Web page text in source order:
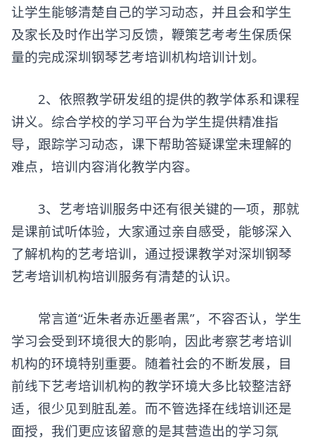
让学生能够清楚自己的学习动态，并且会和学生
及家长及时作出学习反馈，鞭策艺考考生保质保
量的完成深圳钢琴艺考培训机构培训计划。
2、依照教学研发组的提供的教学体系和课程
讲义。综合学校的学习平台为学生提供精准指
导，跟踪学习动态，课下帮助答疑课堂未理解的
难点，培训内容消化教学内容。
3、艺考培训服务中还有很关键的一项，那就
是课前试听体验，大家通过亲自感受，能够深入
了解机构的艺考培训，通过授课教学对深圳钢琴
艺考培训机构培训服务有清楚的认识。
常言道“近朱者赤近墨者黑”，不容否认，学生
学习会受到环境很大的影响，因此考察艺考培训
机构的环境特别重要。随着社会的不断发展，目
前线下艺考培训机构的教学环境大多比较整洁舒
适，很少见到脏乱差。而不管选择在线培训还是
面授，我们更应该留意的是其营造出的学习氛